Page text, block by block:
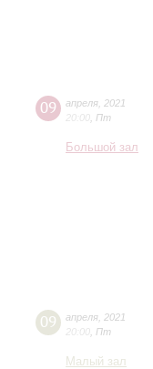
09 апреля 2021
20:00 Пт
Большой зал
09 апреля 2021
20:00 Пт
Малый зал